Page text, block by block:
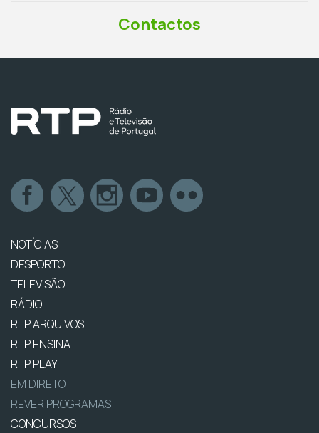
Contactos
NOTÍCIAS
DESPORTO
TELEVISÃO
RÁDIO
RTP ARQUIVOS
RTP ENSINA
RTP PLAY
EM DIRETO
REVER PROGRAMAS
CONCURSOS